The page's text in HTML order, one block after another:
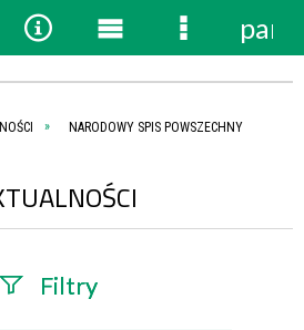
NARODOWY SPIS POWSZECHNY
Filtry
Narzędzia
Menu
główne
Menu